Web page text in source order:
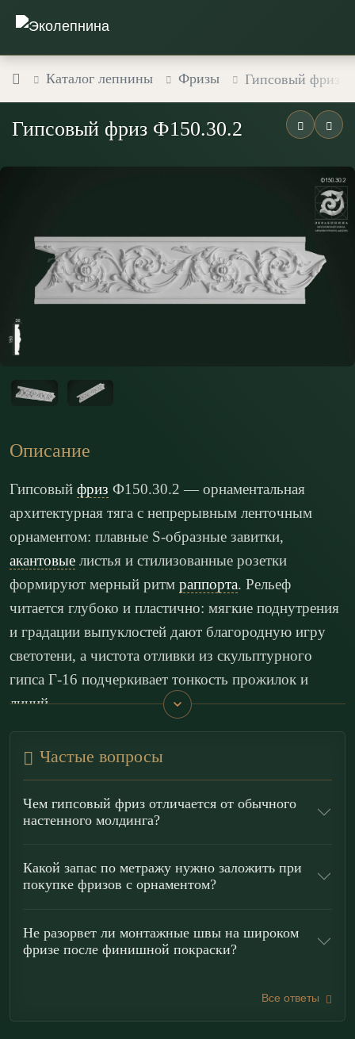
Каталог лепнины Фризы Гипсовый фриз
Гипсовый фриз Ф150.30.2
Описание
Гипсовый фриз Ф150.30.2 — орнаментальная
архитектурная тяга с непрерывным ленточным
орнаментом: плавные S-образные завитки,
акантовые листья и стилизованные розетки
формируют мерный ритм раппорта. Рельеф
читается глубоко и пластично: мягкие поднутрения
и градации выпуклостей дают благородную игру
светотени, а чистота отливки из скульптурного
гипса Г-16 подчеркивает тонкость прожилок и
линий.
относится к классической традиции с барочными
композицию торжественной и «собранной». Фриз
зонирования стен, визуального поднятия потолка
при размещении под карнизом, а также для
окраской). При необходимости элемент можно
использовать как широкий
молдинг
Частые вопросы
Чем гипсовый фриз отличается от обычного
настенного молдинга?
Какой запас по метражу нужно заложить при
покупке фризов с орнаментом?
Не разорвет ли монтажные швы на широком
фризе после финишной покраски?
Все ответы